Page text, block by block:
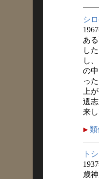
シ
あ
し
し
の
っ
上
遺
来し
類
ト
歳